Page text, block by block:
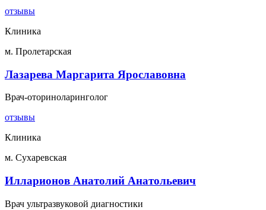
отзывы
Клиника
м. Пролетарская
Лазарева Маргарита Ярославовна
Врач-оториноларинголог
отзывы
Клиника
м. Сухаревская
Илларионов Анатолий Анатольевич
Врач ультразвуковой диагностики